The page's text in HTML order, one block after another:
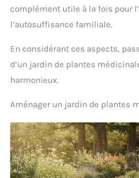
complément utile à la fois pour
l’autosuffisance familiale.
En considérant ces aspects,
d’un jardin de plantes
harmonieux.
Aménager un jardin de plantes